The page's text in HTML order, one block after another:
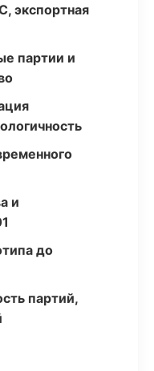
экспортная
партии и
и
до
партий,